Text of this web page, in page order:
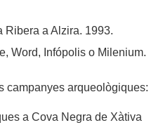
Ribera a Alzira. 1993.
Word, Infópolis o Milenium.
campanyes arqueològiques:
a Cova Negra de Xàtiva